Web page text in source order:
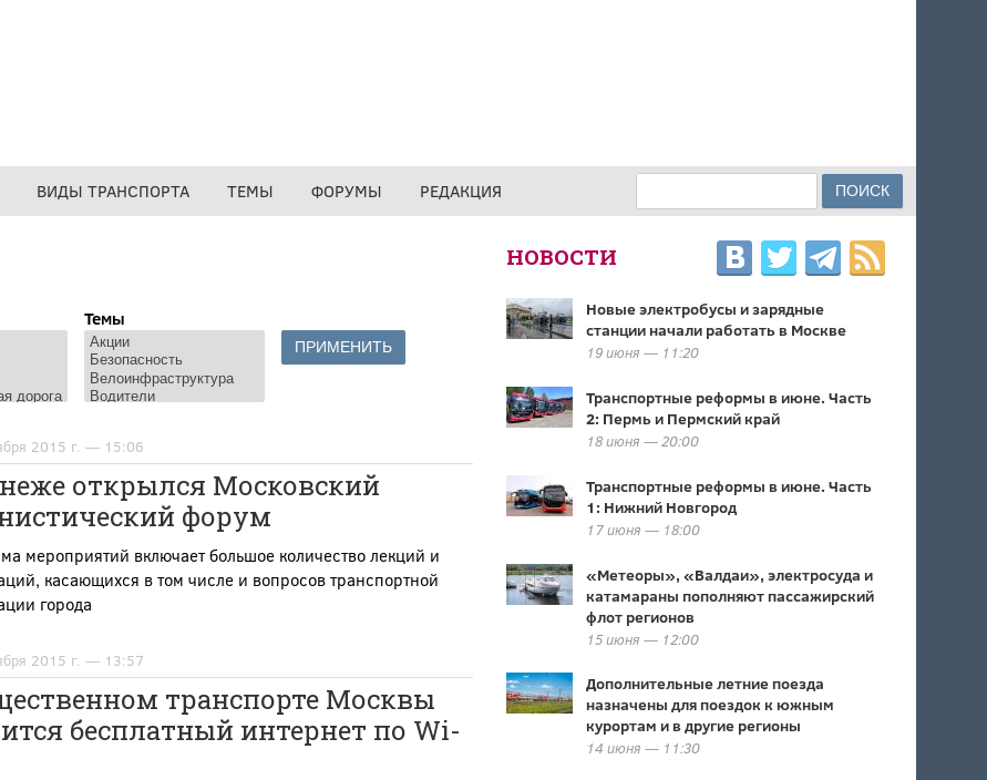
ВИДЫ ТРАНСПОРТА ТЕМЫ ФОРУМЫ РЕДАКЦИЯ ФОРМА ПОИСКА
Темы
2015 г. — 15:06
открылся Московский
форум
мероприятий включает большое количество лекций и
касающихся в том числе и вопросов транспортной
города
2015 г. — 13:57
транспорте Москвы
бесплатный интернет по Wi-
НОВОСТИ
Новые электробусы и зарядные
станции начали работать в Москве
19 июня — 11:20
Транспортные реформы в июне. Часть
2: Пермь и Пермский край
18 июня — 20:00
Транспортные реформы в июне. Часть
1: Нижний Новгород
17 июня — 18:00
«Метеоры», «Валдаи», электросуда и
катамараны пополняют пассажирский
флот регионов
15 июня — 12:00
Дополнительные летние поезда
назначены для поездок к южным
курортам и в другие регионы
14 июня — 11:30